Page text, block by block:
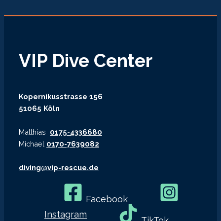
VIP Dive Center
Kopernikusstrasse 156
51065 Köln
Matthias 0175-4336680
Michael 0170-7639082
diving@vip-rescue.de
Facebook
Instagram